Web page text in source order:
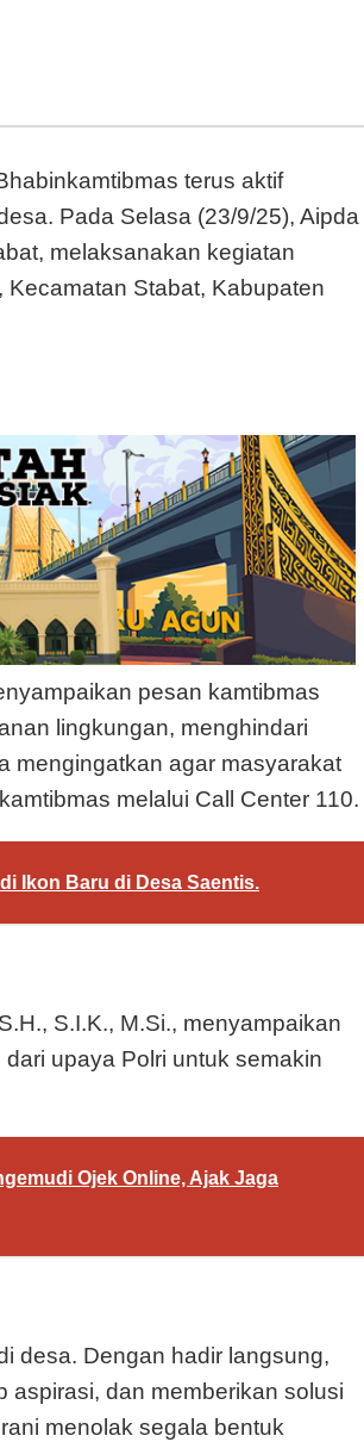
terus aktif
Pada Selasa (23/9/25), Aipda
melaksanakan kegiatan
Stabat, Kabupaten
pesan kamtibmas
lingkungan, menghindari
mengingatkan agar masyarakat
melalui Call Center 110.
Ikon Baru di Desa Saentis.
S.I.K., M.Si., menyampaikan
upaya Polri untuk semakin
Ojek Online, Ajak Jaga
desa. Dengan hadir langsung,
aspirasi, dan memberikan solusi
menolak segala bentuk